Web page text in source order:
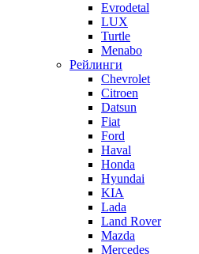
Evrodetal
LUX
Turtle
Menabo
Рейлинги
Chevrolet
Citroen
Datsun
Fiat
Ford
Haval
Honda
Hyundai
KIA
Lada
Land Rover
Mazda
Mercedes